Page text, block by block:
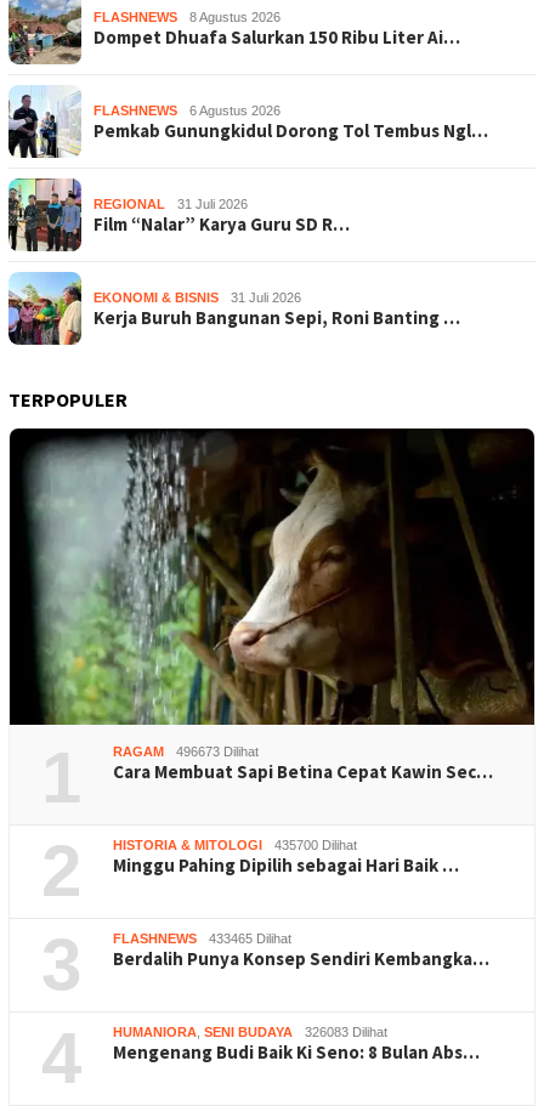
FLASHNEWS 8 Agustus 2026
Dompet Dhuafa Salurkan 150 Ribu Liter Ai…
FLASHNEWS 6 Agustus 2026
Pemkab Gunungkidul Dorong Tol Tembus Ngl…
REGIONAL 31 Juli 2026
Film “Nalar” Karya Guru SD R…
EKONOMI & BISNIS 31 Juli 2026
Kerja Buruh Bangunan Sepi, Roni Banting …
TERPOPULER
1 RAGAM 496673 Dilihat
Cara Membuat Sapi Betina Cepat Kawin Sec…
2 HISTORIA & MITOLOGI 435700 Dilihat
Minggu Pahing Dipilih sebagai Hari Baik …
3 FLASHNEWS 433465 Dilihat
Berdalih Punya Konsep Sendiri Kembangka…
4 HUMANIORA SENI BUDAYA 326083 Dilihat
Mengenang Budi Baik Ki Seno: 8 Bulan Abs…